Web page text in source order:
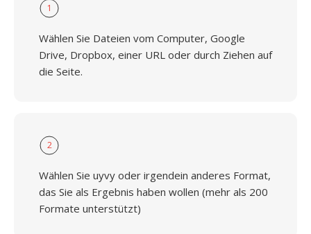
1
Wählen Sie Dateien vom Computer, Google
Drive, Dropbox, einer URL oder durch Ziehen auf
die Seite.
2
Wählen Sie uyvy oder irgendein anderes Format,
das Sie als Ergebnis haben wollen (mehr als 200
Formate unterstützt)